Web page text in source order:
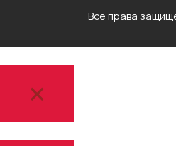
Все права
×